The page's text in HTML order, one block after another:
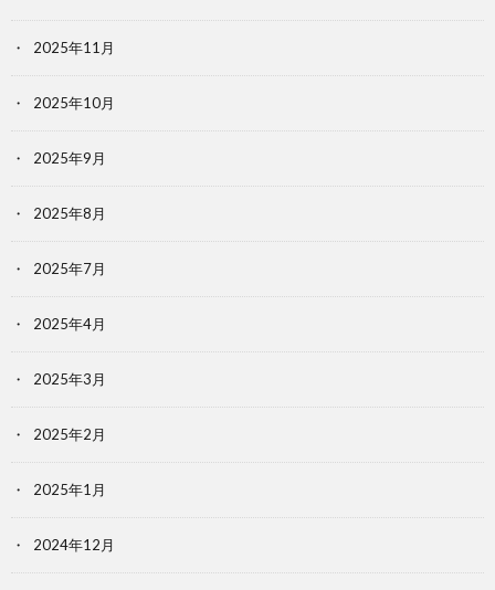
2025年11月
2025年10月
2025年9月
2025年8月
2025年7月
2025年4月
2025年3月
2025年2月
2025年1月
2024年12月